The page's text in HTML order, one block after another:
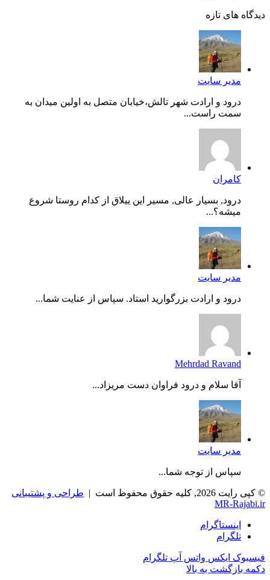
دیدگاه های تازه
مدیر سایت
درود و ارادت شهر تالش،خیابان متصل به اولین میدان به
سمت راست...
کامران
درود, بسیار عالی, مسیر این ییلاق از کدام روستا شروع
میشه؟...
مدیر سایت
درود و ارادت بزرگوارید استاد. سپاس از عنایت شما...
Mehrdad Ravand
آقا سلام و درود فراوان دست مریزاد...
مدیر سایت
سپاس از توجه شما...
© کپی رایت 2026, کلیه حقوق محفوظ است |
طراحی و پشتیبانی
MR-Rajabi.ir
اینستاگرام
تلگرام
فیسبوک ایکس واتس آپ تلگرام
دکمه بازگشت به بالا